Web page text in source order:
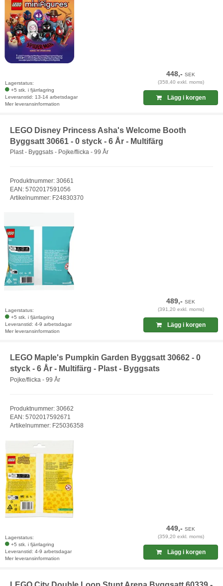
Lagerstatus:
+5 stk. i fjärrlagring
Leveranstid: 13-14 arbetsdagar
Mer leveransinformation
448,-SEK
(358,40 exkl. moms)
Lägg i korgen
LEGO Disney Princess Asha's Welcome Booth
Byggsatt 30661 - 0 styck - 6 År - Multifärg
Plast - Byggsats - Pojke/flicka - 99 År
Produktnummer: 30661
EAN: 5702017591056
Artikelnummer: F24830370
Lagerstatus:
+5 stk. i fjärrlagring
Leveranstid: 4-9 arbetsdagar
Mer leveransinformation
489,-SEK
(391,20 exkl. moms)
Lägg i korgen
LEGO Maple's Pumpkin Garden Byggsatt 30662 - 0
styck - 6 År - Multifärg - Plast - Byggsats
Pojke/flicka - 99 År
Produktnummer: 30662
EAN: 5702017592671
Artikelnummer: F25036358
Lagerstatus:
+5 stk. i fjärrlagring
Leveranstid: 4-9 arbetsdagar
Mer leveransinformation
449,-SEK
(359,20 exkl. moms)
Lägg i korgen